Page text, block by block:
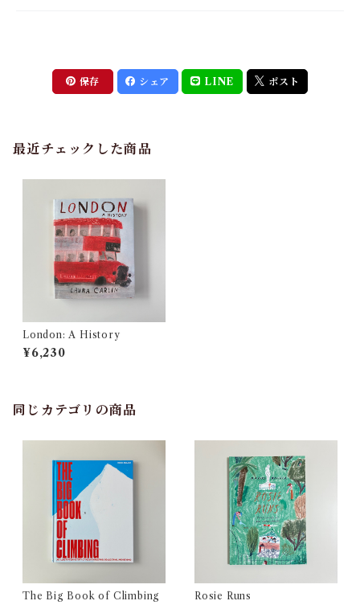
保存 シェア LINE ポスト
最近チェックした商品
London: A History
¥6,230
同じカテゴリの商品
The Big Book of Climbing Rosie Runs